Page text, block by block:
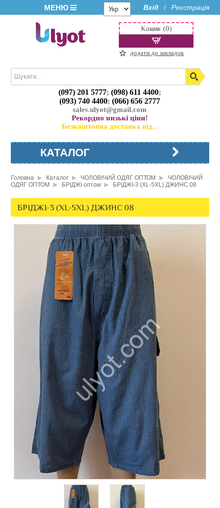
МЕНЮ Вхід / Реєстрація
(097) 201 5777;(098) 611 4400;
(093) 740 4400;(066) 656 2777
sales.ulyot@gmail.com
Рекордно низькі ціни!
Безкоштовна доставка від...
Кошик (0)
додати до закладок
КАТАЛОГ
Головна Каталог ЧОЛОВІЧИЙ ОДЯГ ОПТОМ
ЧОЛОВІЧИЙ
ОДЯГ ОПТОМ
БРІДЖІ оптом БРІДЖІ-3 (XL-5XL) ДЖИНС 08
БРІДЖІ-3 (XL-5XL) ДЖИНС 08